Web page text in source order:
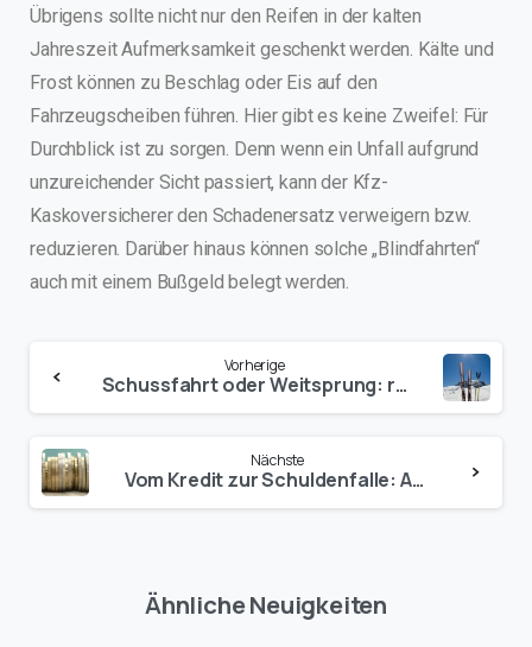
Übrigens sollte nicht nur den Reifen in der kalten
Jahreszeit Aufmerksamkeit geschenkt werden. Kälte und
Frost können zu Beschlag oder Eis auf den
Fahrzeugscheiben führen. Hier gibt es keine Zweifel: Für
Durchblick ist zu sorgen. Denn wenn ein Unfall aufgrund
unzureichender Sicht passiert, kann der Kfz-
Kaskoversicherer den Schadenersatz verweigern bzw.
reduzieren. Darüber hinaus können solche „Blindfahrten“
auch mit einem Bußgeld belegt werden.
Vorherige
Schussfahrt oder Weitsprung: richtig versichert auf die Piste
Nächste
Vom Kredit zur Schuldenfalle: Ausweg Restkreditversicherung
Ähnliche Neuigkeiten